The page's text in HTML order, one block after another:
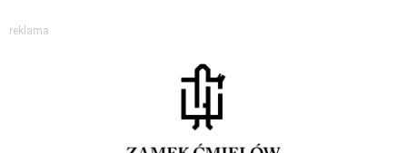
reklama